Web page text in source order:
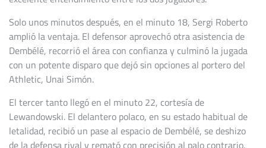
Solo unos minutos después, en el minuto 18, Sergi Roberto
amplió la ventaja. El defensor aprovechó otra asistencia de
Dembélé, recorrió el área con confianza y culminó la jugada
con un potente disparo que dejó sin opciones al portero del
Athletic, Unai Simón.
El tercer tanto llegó en el minuto 22, cortesía de
Lewandowski. El delantero polaco, en su estado habitual de
letalidad, recibió un pase al espacio de Dembélé, se deshizo